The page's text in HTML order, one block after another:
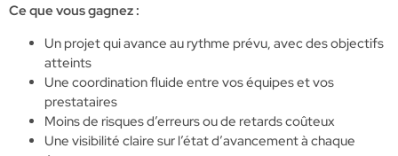
Ce que vous gagnez :
Un projet qui avance au rythme prévu, avec des objectifs
atteints
Une coordination fluide entre vos équipes et vos
prestataires
Moins de risques d’erreurs ou de retards coûteux
Une visibilité claire sur l’état d’avancement à chaque